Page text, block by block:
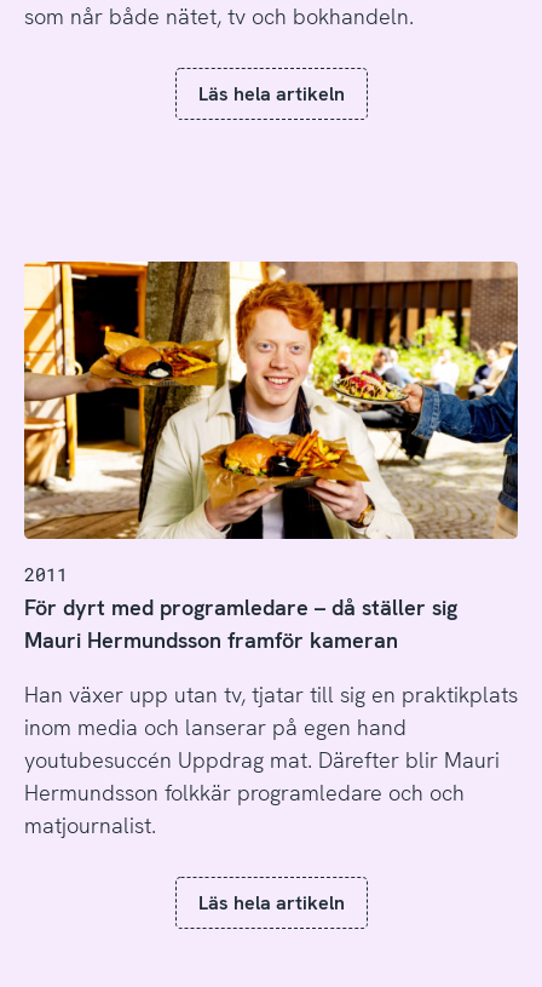
som når både nätet, tv och bokhandeln.
Läs hela artikeln
2011
För dyrt med programledare – då ställer sig
Mauri Hermundsson framför kameran
Han växer upp utan tv, tjatar till sig en praktikplats
inom media och lanserar på egen hand
youtubesuccén Uppdrag mat. Därefter blir Mauri
Hermundsson folkkär programledare och och
matjournalist.
Läs hela artikeln